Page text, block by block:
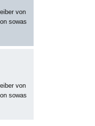
von
sowas
von
sowas